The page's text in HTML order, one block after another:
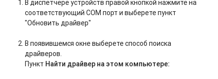
В диспетчере устройств правой кнопкой нажмите на
соответствующий COM порт и выберете пункт
"Обновить драйвер"
В появившемся окне выберете способ поиска
драйверов.
Пункт Найти драйвер на этом компьютере: